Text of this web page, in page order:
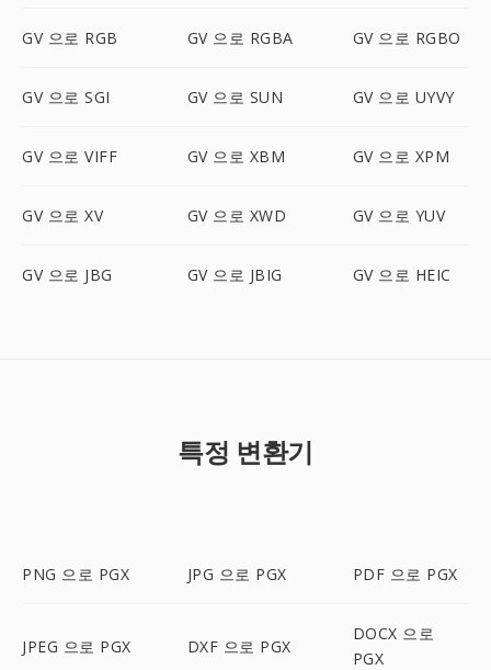
GV 으로 RGB GV 으로 RGBA GV 으로 RGBO
GV 으로 SGI GV 으로 SUN GV 으로 UYVY
GV 으로 VIFF GV 으로 XBM GV 으로 XPM
GV 으로 XV GV 으로 XWD GV 으로 YUV
GV 으로 JBG GV 으로 JBIG GV 으로 HEIC
특정 변환기
PNG 으로 PGX JPG 으로 PGX PDF 으로 PGX
JPEG 으로 PGX DXF 으로 PGX
DOCX 으로
PGX